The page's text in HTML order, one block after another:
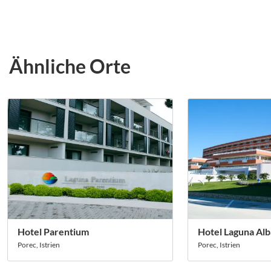
Ähnliche Orte
Hotel Parentium
Porec, Istrien
Hotel Laguna
Porec, Istrien